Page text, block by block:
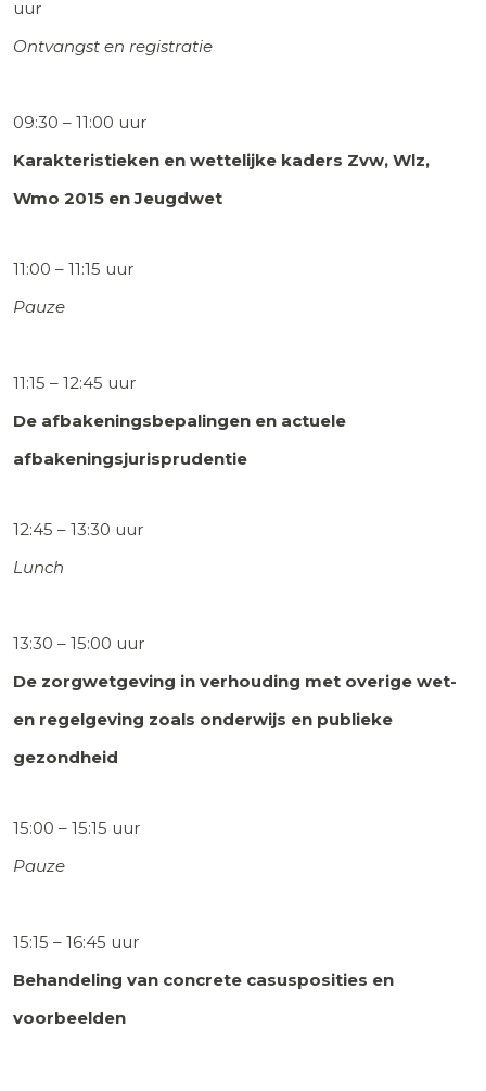
uur
Ontvangst en registratie
09:30 – 11:00 uur
Karakteristieken en wettelijke kaders Zvw, Wlz,
Wmo 2015 en Jeugdwet
11:00 – 11:15 uur
Pauze
11:15 – 12:45 uur
De afbakeningsbepalingen en actuele
afbakeningsjurisprudentie
12:45 – 13:30 uur
Lunch
13:30 – 15:00 uur
De zorgwetgeving in verhouding met overige wet-
en regelgeving zoals onderwijs en publieke
gezondheid
15:00 – 15:15 uur
Pauze
15:15 – 16:45 uur
Behandeling van concrete casusposities en
voorbeelden